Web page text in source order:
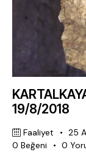
19/8/2018
Faaliyet 25
0 Beğeni 0